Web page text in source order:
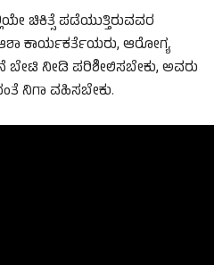
ಚಿಕಿತ್ಸೆ ಪಡೆಯುತ್ತಿರುವವರ
ಕಾರ್ಯಕರ್ತೆಯರು, ಆರೋಗ್ಯ
ಬೇಟಿ ನೀಡಿ ಪರಿಶೀಲಿಸಬೇಕು, ಅವರು
ನಿಗಾ ವಹಿಸಬೇಕು.